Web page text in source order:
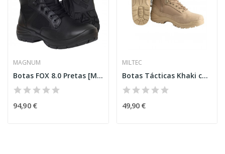
MAGNUM
Botas FOX 8.0 Pretas [Magnum]
94,90 €
MILTEC
Botas Tácticas Khaki com fecho
49,90 €